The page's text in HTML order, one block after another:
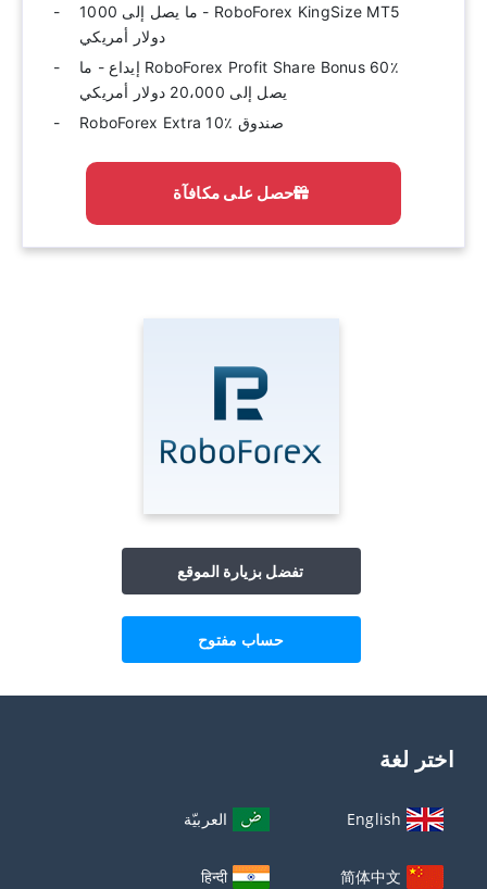
RoboForex KingSize MT5 - ما يصل إلى 1000
دولار أمريكي
RoboForex Profit Share Bonus 60٪ إيداع - ما
يصل إلى 20،000 دولار أمريكي
صندوق RoboForex Extra 10٪
احصل على مكافآة
تفضل بزيارة الموقع
حساب مفتوح
اختر لغة
English العربيّة
简体中文
हिन्दी